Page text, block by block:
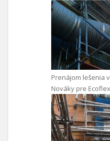
Prenájom lešenia
Nováky pre